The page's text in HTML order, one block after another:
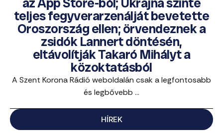
teljes fegyverarzenálját bevetette
Oroszország ellen; örvendeznek a
zsidók Lannert döntésén,
eltávolítják Takaró Mihályt a
közoktatásból
A Szent Korona Rádió weboldalán csak a legfontosabb
és legbővebb ...
HÍREK